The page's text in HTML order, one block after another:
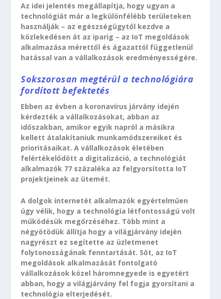
Az idei jelentés megállapítja, hogy ugyan a
technológiát már a legkülönfélébb területeken
használják – az egészségügytől kezdve a
közlekedésen át az iparig – az IoT megoldások
alkalmazása mérettől és ágazattól függetlenül
hatással van a vállalkozások eredményességére.
Sokszorosan megtérül a technológiára
fordított befektetés
Ebben az évben a koronavírus járvány idején
kérdezték a vállalkozásokat, abban az
időszakban, amikor egyik napról a másikra
kellett átalakítaniuk munkamódszereiket és
prioritásaikat. A vállalkozások életében
felértékelődött a digitalizáció, a technológiát
alkalmazók 77 százaléka az felgyorsította IoT
projektjeinek az ütemét.
A dolgok internetét alkalmazók egyértelműen
úgy vélik, hogy a technológia létfontosságú volt
működésük megőrzéséhez. Több mint a
négyötödük állítja hogy a világjárvány idején
nagyrészt ez segítette az üzletmenet
folytonosságának fenntartását. Sőt, az IoT
megoldások alkalmazását fontolgató
vállalkozások közel háromnegyede is egyetért
abban, hogy a világjárvány fel fogja gyorsítani a
technológia elterjedését.